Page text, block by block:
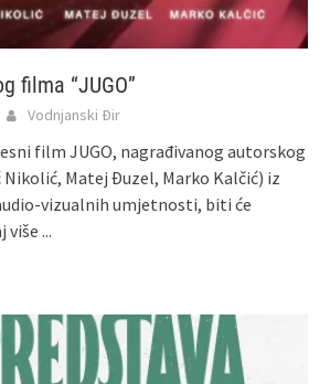
filma “JUGO”
Vodnjanski Đir
film JUGO, nagrađivanog autorskog
Matej Đuzel, Marko Kalčić) iz
vizualnih umjetnosti, biti će
više ...